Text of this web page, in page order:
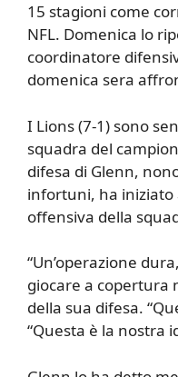
15 stagioni come
NFL. Domenica lo
coordinatore
domenica sera
I Lions (7-1) sono
squadra del
difesa di Glenn,
infortuni, ha iniziato
offensiva della
“Un’operazione
giocare a copertura
della sua difesa.
“Questa è la nostra